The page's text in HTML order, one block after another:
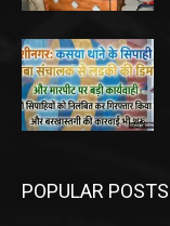
POPULAR POSTS